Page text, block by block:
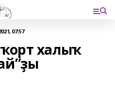
07:57
халыҡ